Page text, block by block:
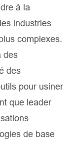
à la
industries
complexes.
des
des
pour usiner
que leader
de base